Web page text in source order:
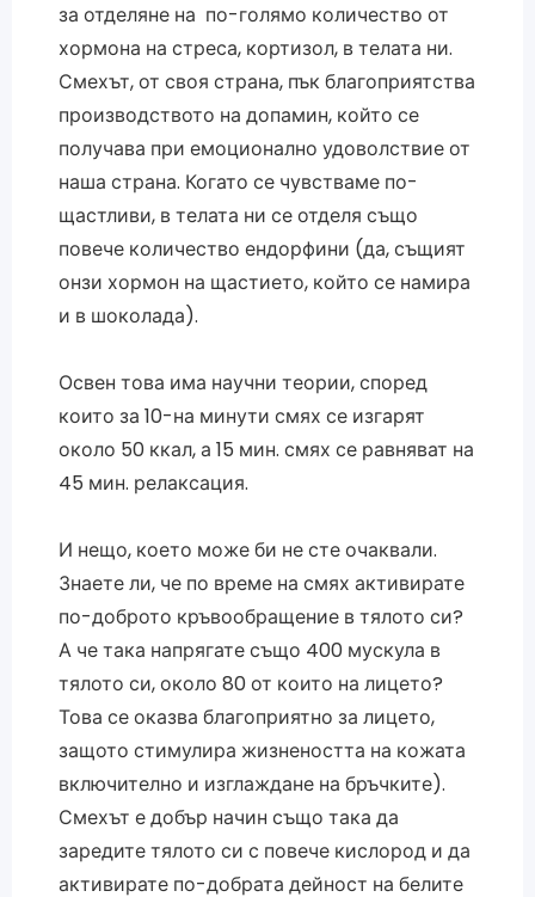
за отделяне на по-голямо количество от
хормона на стреса, кортизол, в телата ни.
Смехът, от своя страна, пък благоприятства
производството на допамин, който се
получава при емоционално удоволствие от
наша страна. Когато се чувстваме по-
щастливи, в телата ни се отделя също
повече количество ендорфини (да, същият
онзи хормон на щастието, който се намира
и в шоколада).
Освен това има научни теории, според
които за 10-на минути смях се изгарят
около 50 ккал, а 15 мин. смях се равняват на
45 мин. релаксация.
И нещо, което може би не сте очаквали.
Знаете ли, че по време на смях активирате
по-доброто кръвообращение в тялото си?
А че така напрягате също 400 мускула в
тялото си, около 80 от които на лицето?
Това се оказва благоприятно за лицето,
защото стимулира жизнеността на кожата
включително и изглаждане на бръчките).
Смехът е добър начин също така да
заредите тялото си с повече кислород и да
активирате по-добрата дейност на белите